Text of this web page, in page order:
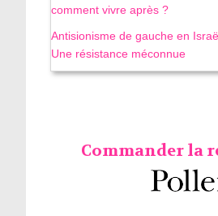
comment vivre après ?
Antisionisme de gauche en
Une résistance méconnue
Commander la